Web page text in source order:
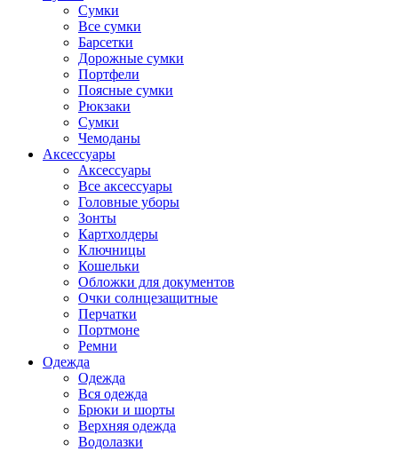
Сумки
Все сумки
Барсетки
Дорожные сумки
Портфели
Поясные сумки
Рюкзаки
Сумки
Чемоданы
Аксессуары
Аксессуары
Все аксессуары
Головные уборы
Зонты
Картхолдеры
Ключницы
Кошельки
Обложки для документов
Очки солнцезащитные
Перчатки
Портмоне
Ремни
Одежда
Одежда
Вся одежда
Брюки и шорты
Верхняя одежда
Водолазки